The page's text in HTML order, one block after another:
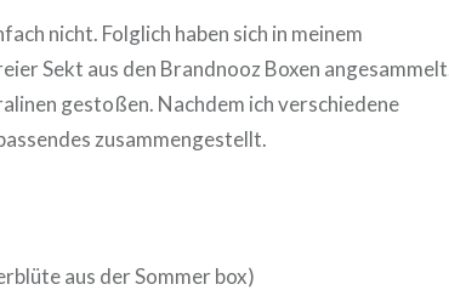
nicht. Folglich haben sich in meinem
Sekt aus den Brandnooz Boxen
gestoßen. Nachdem ich verschiedene
zusammengestellt.
aus der Sommer box)